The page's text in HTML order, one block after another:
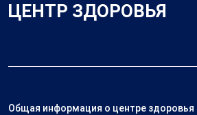
ЦЕНТР ЗДОРОВЬЯ
Общая информация о центре здоровья